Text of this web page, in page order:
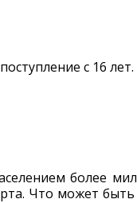
с 16 лет.
более
Что может